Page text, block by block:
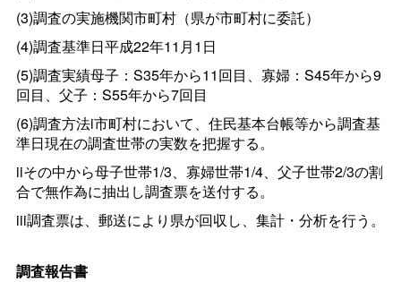
(3)調査の実施機関市町村（県が市町村に委託）
(4)調査基準日平成22年11月1日
(5)調査実績母子：S35年から11回目、寡婦：S45年から9
回目、父子：S55年から7回目
(6)調査方法i市町村において、住民基本台帳等から調査基
準日現在の調査世帯の実数を把握する。
iiその中から母子世帯1/3、寡婦世帯1/4、父子世帯2/3の割
合で無作為に抽出し調査票を送付する。
iii調査票は、郵送により県が回収し、集計・分析を行う。
調査報告書